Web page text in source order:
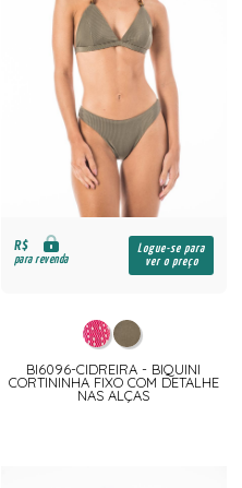
R$
para revenda
Logue-se para
ver o preço
BI6096-CIDREIRA - BIQUINI
CORTININHA FIXO COM DETALHE
NAS ALÇAS